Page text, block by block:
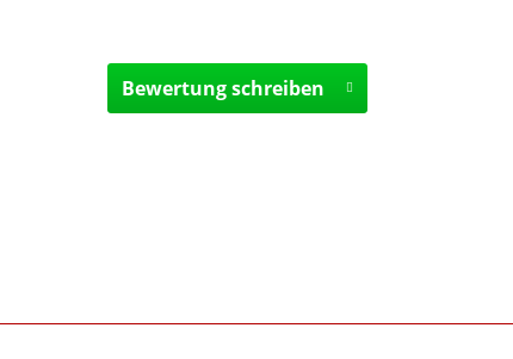
Bewertung schreiben